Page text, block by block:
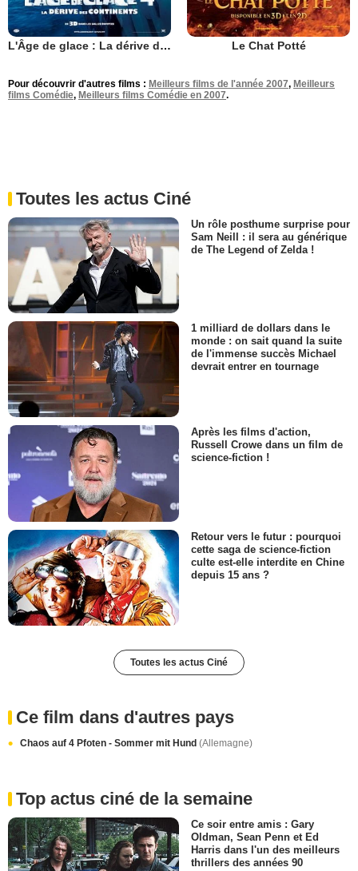
L'Âge de glace : La dérive des continents Le Chat Potté
Pour découvrir d'autres films : Meilleurs films de l'année 2007, Meilleurs
films Comédie, Meilleurs films Comédie en 2007.
Toutes les actus Ciné
Un rôle posthume surprise pour
Sam Neill : il sera au générique
de The Legend of Zelda !
1 milliard de dollars dans le
monde : on sait quand la suite
de l'immense succès Michael
devrait entrer en tournage
Après les films d'action,
Russell Crowe dans un film de
science-fiction !
Retour vers le futur : pourquoi
cette saga de science-fiction
culte est-elle interdite en Chine
depuis 15 ans ?
Toutes les actus Ciné
Ce film dans d'autres pays
Chaos auf 4 Pfoten - Sommer mit Hund (Allemagne)
Top actus ciné de la semaine
Ce soir entre amis : Gary
Oldman, Sean Penn et Ed
Harris dans l'un des meilleurs
thrillers des années 90